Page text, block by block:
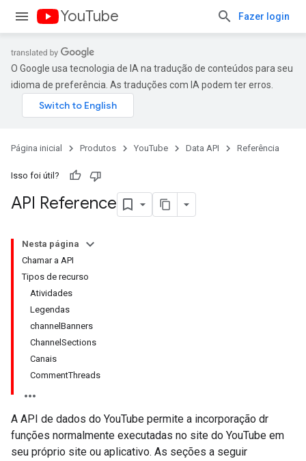
YouTube Fazer login
O Google usa tecnologia de IA na tradução de conteúdos para seu
idioma de preferência. As traduções com IA podem ter erros.
Página inicial Produtos YouTube Data API Referência
Isso foi útil?
API Reference
Nesta página
Chamar a API
Tipos de recurso
Atividades
Legendas
channelBanners
ChannelSections
Canais
CommentThreads
A API de dados do YouTube permite a incorporação dr
funções normalmente executadas no site do YouTube em
seu próprio site ou aplicativo. As seções a seguir